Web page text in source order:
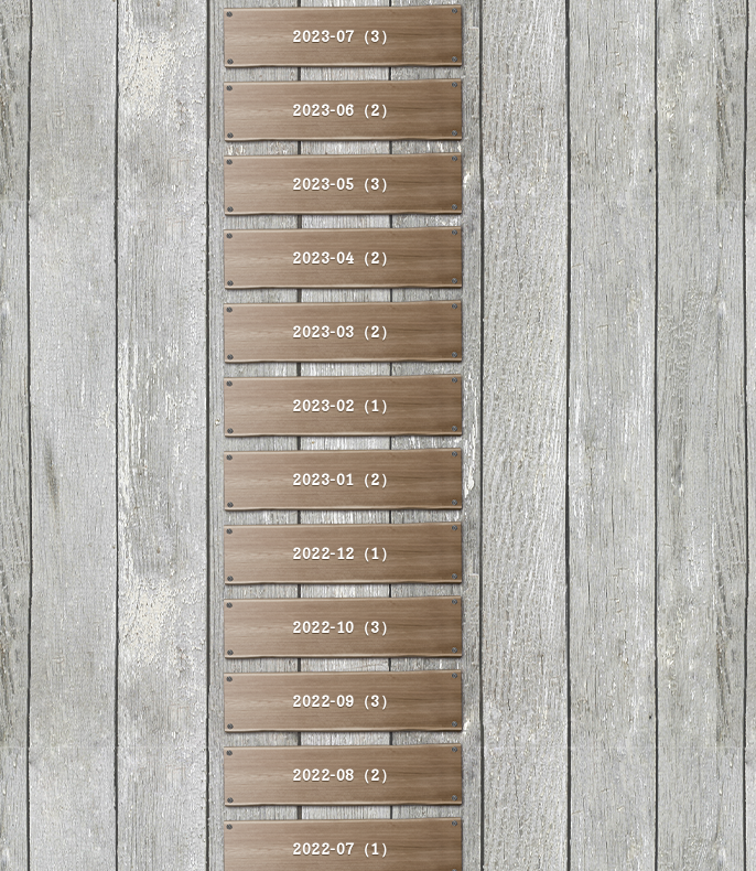
2023-07（3）
2023-06（2）
2023-05（3）
2023-04（2）
2023-03（2）
2023-02（1）
2023-01（2）
2022-12（1）
2022-10（3）
2022-09（3）
2022-08（2）
2022-07（1）